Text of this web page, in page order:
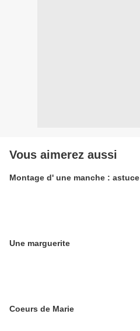
Vous aimerez aussi
Montage d' une manche : astuce
Une marguerite
Coeurs de Marie